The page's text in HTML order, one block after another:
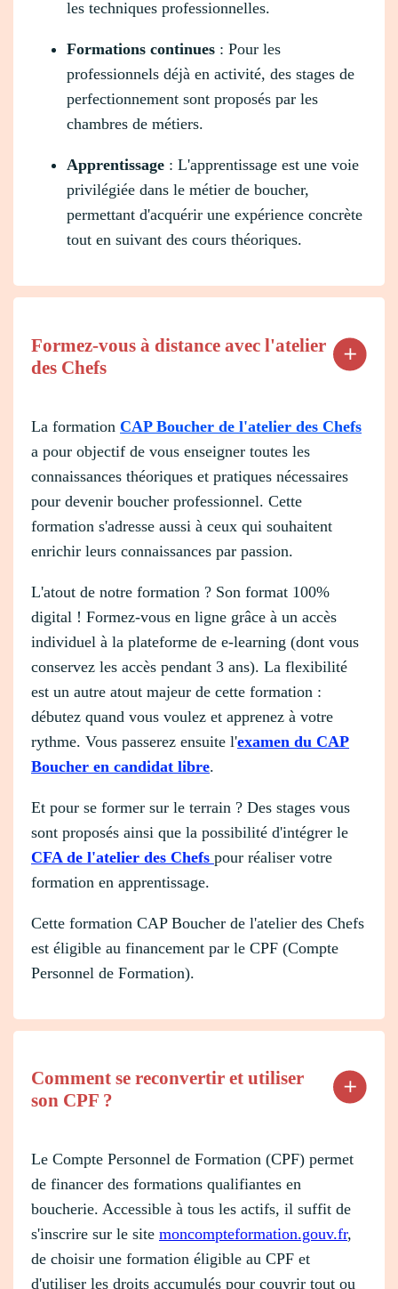
les techniques professionnelles.
Formations continues : Pour les
professionnels déjà en activité, des stages de
perfectionnement sont proposés par les
chambres de métiers.
Apprentissage : L'apprentissage est une voie
privilégiée dans le métier de boucher,
permettant d'acquérir une expérience concrète
tout en suivant des cours théoriques.
Formez-vous à distance avec l'atelier
des Chefs
La formation CAP Boucher de l'atelier des Chefs
a pour objectif de vous enseigner toutes les
connaissances théoriques et pratiques nécessaires
pour devenir boucher professionnel. Cette
formation s'adresse aussi à ceux qui souhaitent
enrichir leurs connaissances par passion.
L'atout de notre formation ? Son format 100%
digital ! Formez-vous en ligne grâce à un accès
individuel à la plateforme de e-learning (dont vous
conservez les accès pendant 3 ans). La flexibilité
est un autre atout majeur de cette formation :
débutez quand vous voulez et apprenez à votre
rythme. Vous passerez ensuite l'examen du CAP
Boucher en candidat libre.
Et pour se former sur le terrain ? Des stages vous
sont proposés ainsi que la possibilité d'intégrer le
CFA de l'atelier des Chefs pour réaliser votre
formation en apprentissage.
Cette formation CAP Boucher de l'atelier des Chefs
est éligible au financement par le CPF (Compte
Personnel de Formation).
Comment se reconvertir et utiliser
son CPF ?
Le Compte Personnel de Formation (CPF) permet
de financer des formations qualifiantes en
boucherie. Accessible à tous les actifs, il suffit de
s'inscrire sur le site moncompteformation.gouv.fr,
de choisir une formation éligible au CPF et
d'utiliser les droits accumulés pour couvrir tout ou